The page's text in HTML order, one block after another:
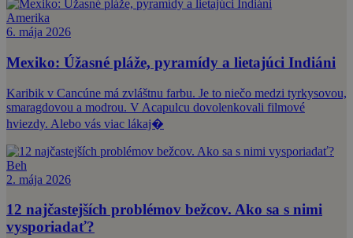
Amerika
6. mája 2026
Mexiko: Úžasné pláže, pyramídy a lietajúci Indiáni
Karibik v Cancúne má zvláštnu farbu. Je to niečo medzi tyrkysovou,
smaragdovou a modrou. V Acapulcu dovolenkovali filmové
hviezdy. Alebo vás viac lákaj�
Beh
2. mája 2026
12 najčastejších problémov bežcov. Ako sa s nimi
vysporiadať?